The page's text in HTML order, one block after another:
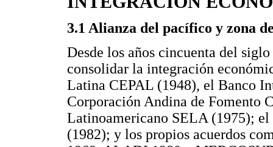
3.1 Alianza del pacífico y zona
Desde los años cincuenta del
consolidar la integración
Latina CEPAL (1948), el Banco
Corporación Andina de Fomento
Latinoamericano SELA (1975);
(1982); y los propios acuerdos